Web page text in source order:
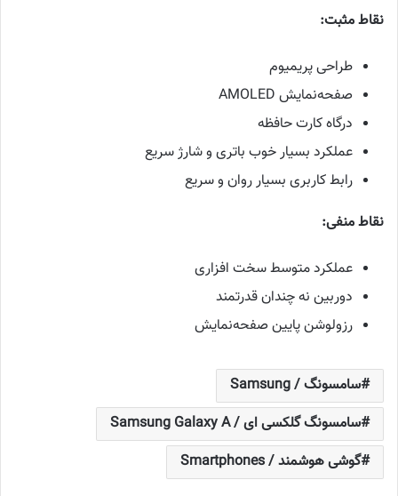
نقاط مثبت:
طراحی پریمیوم
صفحه‌نمایش AMOLED
درگاه کارت حافظه
عملکرد بسیار خوب باتری و شارژ سریع
رابط کاربری بسیار روان و سریع
نقاط منفی:
عملکرد متوسط سخت افزاری
دوربین نه چندان قدرتمند
رزولوشن پایین صفحه‌نمایش
سامسونگ / Samsung
سامسونگ گلکسی ای / Samsung Galaxy A
گوشی هوشمند / Smartphones